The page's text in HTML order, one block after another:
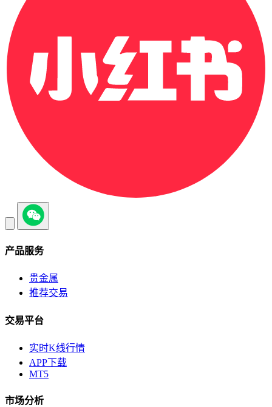
产品服务
贵金属
推荐交易
交易平台
实时K线行情
APP下载
MT5
市场分析